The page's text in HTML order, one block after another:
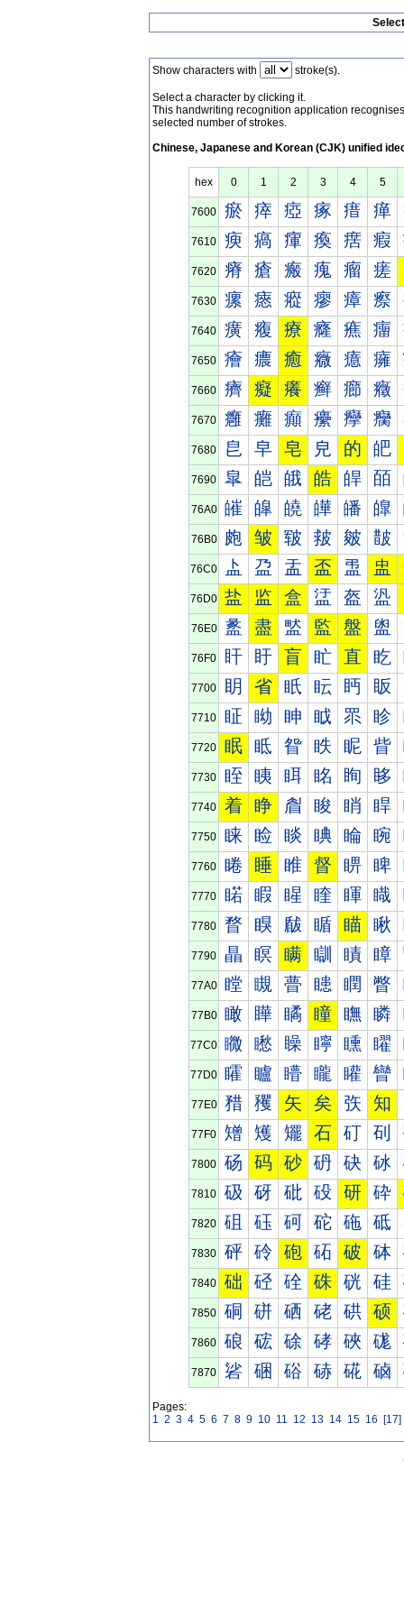
Show characters with stroke(s).
Select a character by clicking it.
This handwriting recognition application
selected number of strokes.
Chinese, Japanese and Korean (CJK) unified
hex 0 1 2 3 4 5
7600 瘀 瘁 瘂 瘃 瘄 瘅
7610 瘐 瘑 瘒 瘓 瘔 瘕
7620 瘠 瘡 瘢 瘣 瘤 瘥
7630 瘰 瘱 瘲 瘳 瘴 瘵
7640 癀 癁 療 癃 癄 癅
7650 癐 癑 癒 癓 癔 癕
7660 癠 癡 癢 癣 癤 癥
7670 癰 癱 癲 癳 癴 癵
7680 皀 皁 皂 皃 的 皅
7690 皐 皑 皒 皓 皔 皕
76A0 皠 皡 皢 皣 皤 皥
76B0 皰 皱 皲 皳 皴 皵
76C0 盀 盁 盂 盃 盄 盅
76D0 盐 监 盒 盓 盔 盕
76E0 盠 盡 盢 監 盤 盥
76F0 盰 盱 盲 盳 直 盵
7700 眀 省 眂 眃 眄 眅
7710 眐 眑 眒 眓 眔 眕
7720 眠 眡 眢 眣 眤 眥
7730 眰 眱 眲 眳 眴 眵
7740 着 睁 睂 睃 睄 睅
7750 睐 睑 睒 睓 睔 睕
7760 睠 睡 睢 督 睤 睥
7770 睰 睱 睲 睳 睴 睵
7780 瞀 瞁 瞂 瞃 瞄 瞅
7790 瞐 瞑 瞒 瞓 瞔 瞕
77A0 瞠 瞡 瞢 瞣 瞤 瞥
77B0 瞰 瞱 瞲 瞳 瞴 瞵
77C0 矀 矁 矂 矃 矄 矅
77D0 矐 矑 矒 矓 矔 矕
77E0 矠 矡 矢 矣 矤 知
77F0 矰 矱 矲 石 矴 矵
7800 砀 码 砂 砃 砄 砅
7810 砐 砑 砒 砓 研 砕
7820 砠 砡 砢 砣 砤 砥
7830 砰 砱 砲 砳 破 砵
7840 础 硁 硂 硃 硄 硅
7850 硐 硑 硒 硓 硔 硕
7860 硠 硡 硢 硣 硤 硥
7870 硰 硱 硲 硳 硴 硵
Pages:
1 2 3 4 5 6 7 8 9 10 11 12 13 14 15 16 [17]